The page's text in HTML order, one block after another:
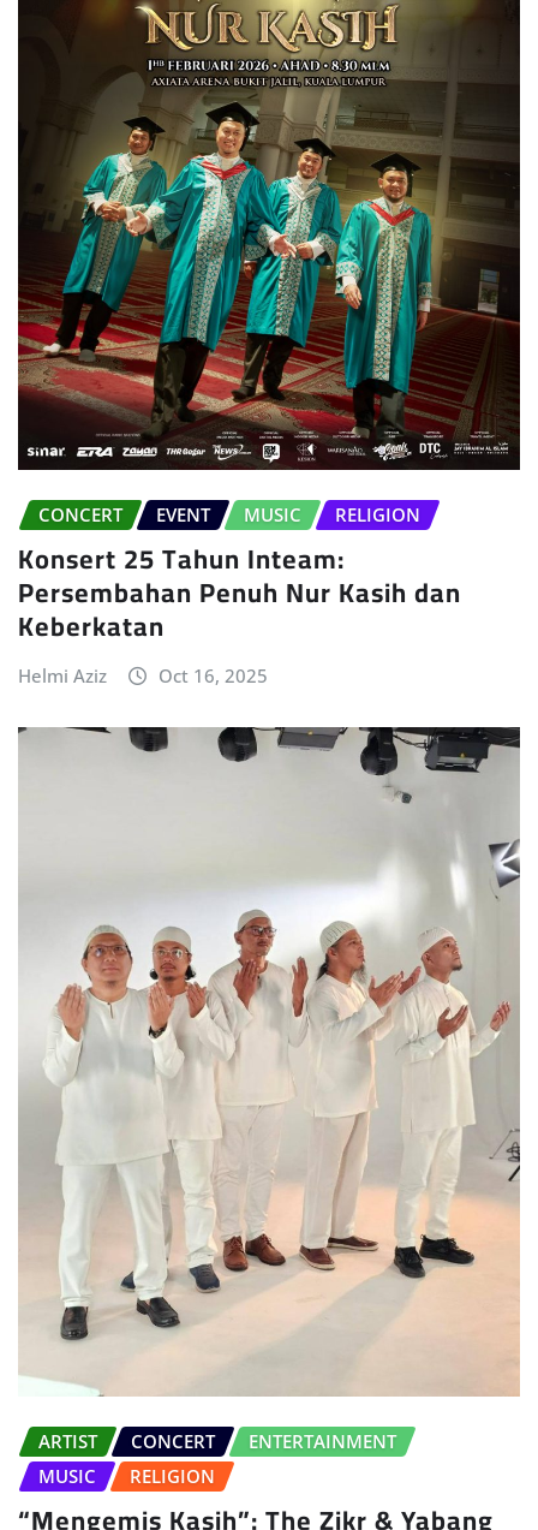
CONCERT EVENT MUSIC RELIGION
Konsert 25 Tahun Inteam:
Persembahan Penuh Nur Kasih dan
Keberkatan
Helmi Aziz Oct 16, 2025
ARTIST CONCERT
ENTERTAINMENT
MUSIC
RELIGION
“Mengemis Kasih”: The Zikr & Yabang